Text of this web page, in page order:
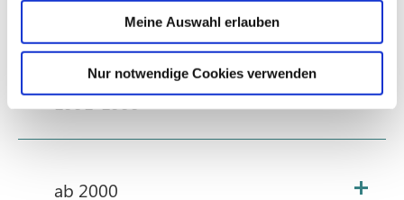
Meine Auswahl erlauben
Nur notwendige Cookies verwenden
1947-1987
1991-1999
ab 2000